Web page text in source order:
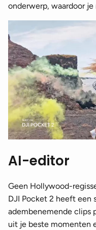
onderwerp, waardoor
AI-editor
Geen Hollywood-
DJI Pocket 2 heeft een
adembenemende clips
uit je beste momenten